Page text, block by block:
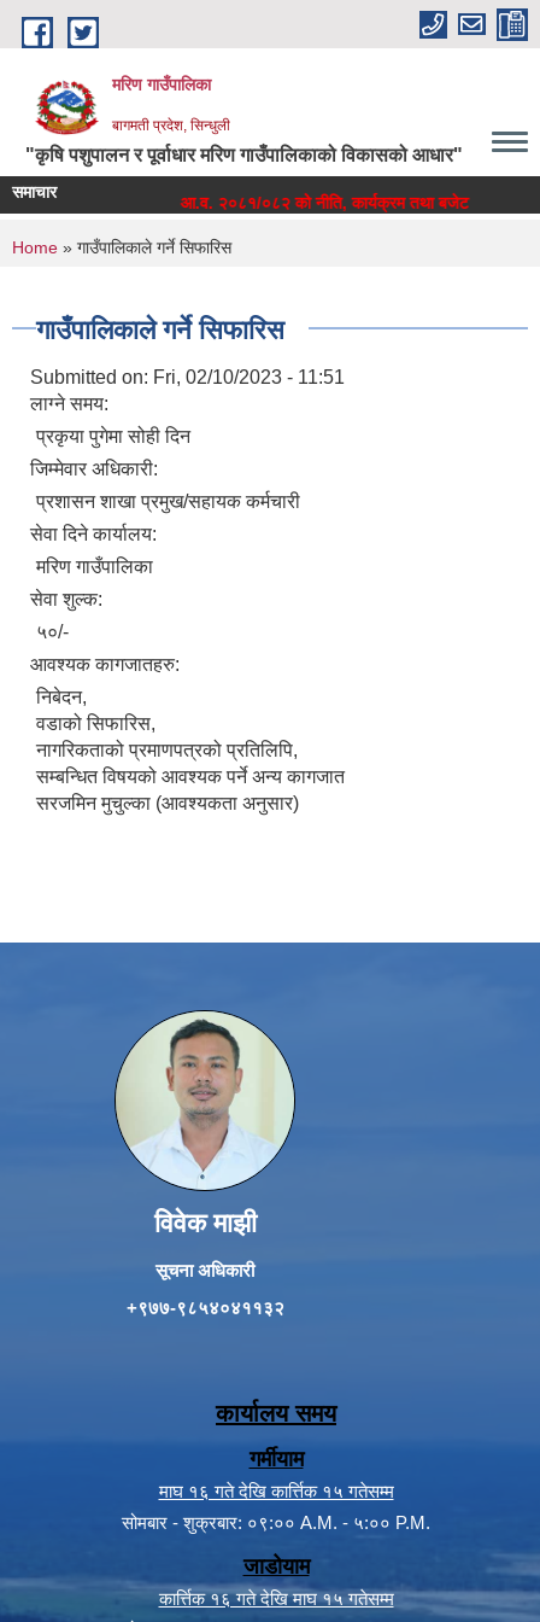
Skip to main content
मरिण गाउँपालिका
बागमती प्रदेश, सिन्धुली
"कृषि पशुपालन र पूर्वाधार मरिण गाउँपालिकाको विकासको आधार"
समाचार
बजेट आ.व. २०८१/०८२ को नीति, कार्यक्रम तथा बजेट
You are here
Home » गाउँपालिकाले गर्ने सिफारिस
गाउँपालिकाले गर्ने सिफारिस
Submitted on: Fri, 02/10/2023 - 11:51
लाग्ने समय:
प्रकृया पुगेमा सोही दिन
जिम्मेवार अधिकारी:
प्रशासन शाखा प्रमुख/सहायक कर्मचारी
सेवा दिने कार्यालय:
मरिण गाउँपालिका
सेवा शुल्क:
५०/-
आवश्यक कागजातहरु:
निबेदन,
वडाको सिफारिस,
नागरिकताको प्रमाणपत्रको प्रतिलिपि,
सम्बन्धित विषयको आवश्यक पर्ने अन्य कागजात
सरजमिन मुचुल्का (आवश्यकता अनुसार)
विवेक माझी
सूचना अधिकारी
+९७७-९८५४०४११३२
कार्यालय समय
गर्मीयाम
माघ १६ गते देखि कार्त्तिक १५ गतेसम्म
सोमबार - शुक्रबार: ०९:०० A.M. - ५:०० P.M.
जाडोयाम
कार्त्तिक १६ गते देखि माघ १५ गतेसम्म